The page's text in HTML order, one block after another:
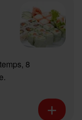
8